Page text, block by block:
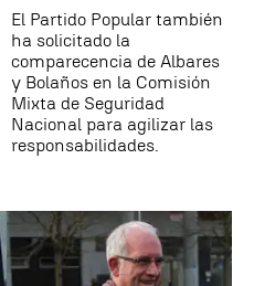
El Partido Popular también
ha solicitado la
comparecencia de Albares
y Bolaños en la Comisión
Mixta de Seguridad
Nacional para agilizar las
responsabilidades.